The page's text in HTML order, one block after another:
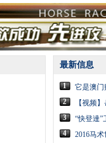
最新信息
1
它是澳门
2
【视频
3
“快登達”
4
2016马